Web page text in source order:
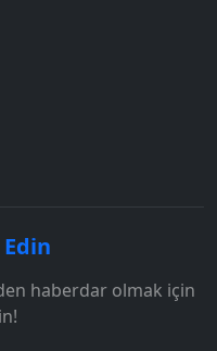
haberdar olmak için